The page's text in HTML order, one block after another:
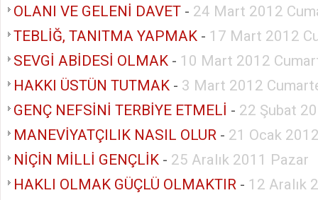
OLANI VE GELENİ DAVET - 24 Mart 2012
TEBLİĞ, TANITMA YAPMAK - 17 Mart 2012
SEVGİ ABİDESİ OLMAK - 10 Mart 2012
HAKKI ÜSTÜN TUTMAK - 3 Mart 2012
GENÇ NEFSİNİ TERBİYE ETMELİ - 22 Şubat
MANEVİYATÇILIK NASIL OLUR - 21 Ocak
NİÇİN MİLLİ GENÇLİK - 25 Aralık 2011 Pazar
HAKLI OLMAK GÜÇLÜ OLMAKTIR - 12 Aralık